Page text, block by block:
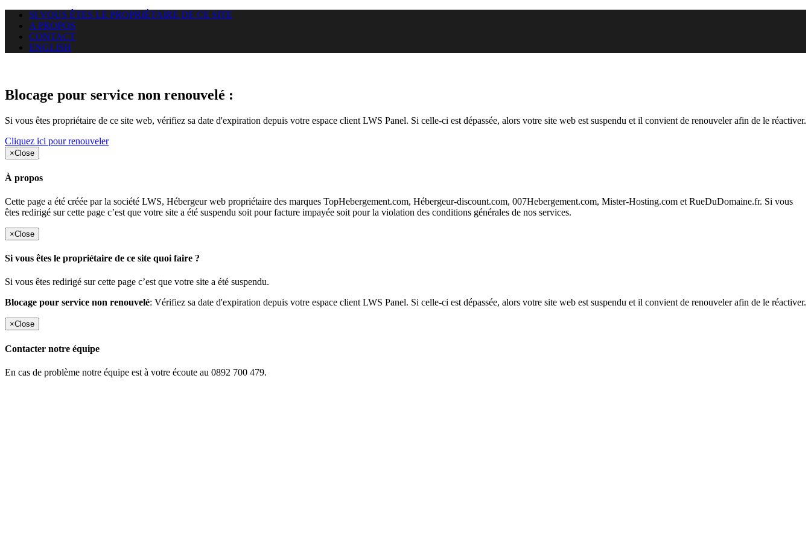
SI VOUS ÊTES LE PROPRIÉTAIRE DE CE SITE
A PROPOS
CONTACT
ENGLISH
Blocage pour service non renouvelé :
Si vous êtes propriétaire de ce site web, vérifiez sa date d'expiration depuis votre espace client LWS Panel. Si celle-ci est dépassée, alors votre site web est suspendu et il convient de renouveler afin de le réactiver.
Cliquez ici pour renouveler
×Close
À propos
Cette page a été créée par la société LWS, Hébergeur web propriétaire des marques TopHebergement.com, Hébergeur-discount.com, 007Hebergement.com, Mister-Hosting.com et RueDuDomaine.fr. Si vous
êtes redirigé sur cette page c’est que votre site a été suspendu soit pour facture impayée soit pour la violation des conditions générales de nos services.
×Close
Si vous êtes le propriétaire de ce site quoi faire ?
Si vous êtes redirigé sur cette page c’est que votre site a été suspendu.
Blocage pour service non renouvelé: Vérifiez sa date d'expiration depuis votre espace client LWS Panel. Si celle-ci est dépassée, alors votre site web est suspendu et il convient de renouveler afin de le réactiver.
×Close
Contacter notre équipe
En cas de problème notre équipe est à votre écoute au 0892 700 479.